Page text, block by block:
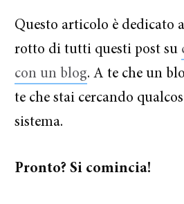
Questo articolo è dedicato
rotto di tutti questi post su
con un blog. A te che un
te che stai cercando
sistema.
Pronto? Si comincia!